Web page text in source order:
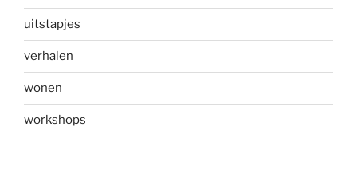
uitstapjes
verhalen
wonen
workshops